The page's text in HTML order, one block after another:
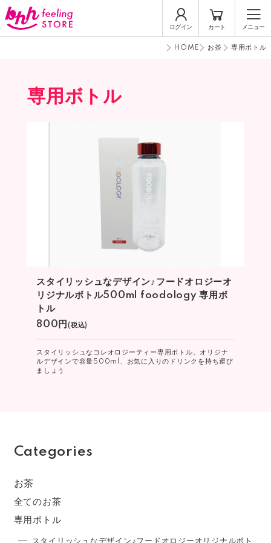
ログイン カート メニュー
HOME お茶 専用ボトル
専用ボトル
スタイリッシュなデザイン♪フードオロジーオ
リジナルボトル500ml foodology 専用ボ
トル
800円 (税込)
スタイリッシュなコレオロジーティー専用ボトル。オリジナ
ルデザインで容量500ml、お気に入りのドリンクを持ち運び
ましょう
Categories
お茶
全てのお茶
専用ボトル
スタイリッシュなデザイン♪フードオロジーオリジナルボト